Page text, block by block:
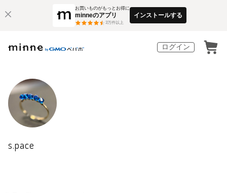
お買いものがもっとお得に
minneのアプリ
3万件以上
インストールする
ログイン
s.pace